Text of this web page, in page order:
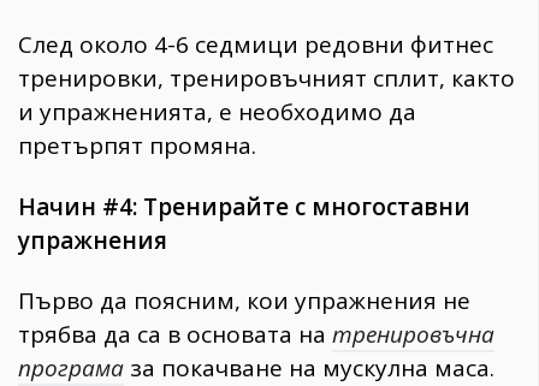
След около 4-6 седмици редовни фитнес
тренировки, тренировъчният сплит, както
и упражненията, е необходимо да
претърпят промяна.
Начин #4: Тренирайте с многоставни
упражнения
Първо да поясним, кои упражнения не
трябва да са в основата на тренировъчна
програма за покачване на мускулна маса.